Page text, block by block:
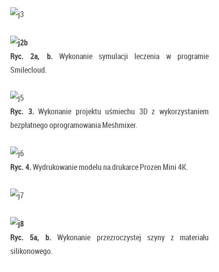
Ryc. 2a, b.Wykonanie symulacji leczenia w programie
Smilecloud.
Ryc. 3.Wykonanie projektu uśmiechu 3D z wykorzystaniem
bezpłatnego oprogramowania Meshmixer.
Ryc. 4.Wydrukowanie modelu na drukarce Prozen Mini 4K.
Ryc. 5a, b. Wykonanie przezroczystej szyny z materiału
silikonowego.